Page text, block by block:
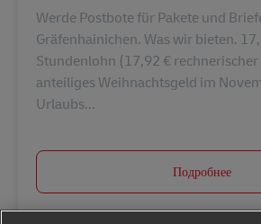
Werde Postbote für Pakete und
Gräfenhainichen. Was wir bieten.
Stundenlohn (17,92 €
anteiliges Weihnachtsgeld im
Urlaubs...
Подробнее